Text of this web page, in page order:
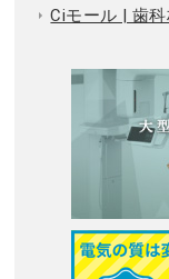
Ciモール | 歯